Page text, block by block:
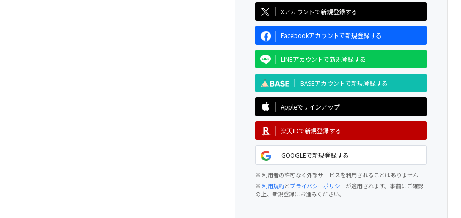
Xアカウントで新規登録する
Facebookアカウントで新規登録する
LINEアカウントで新規登録する
BASEアカウントで新規登録する
Appleでサインアップ
楽天IDで新規登録する
GOOGLEで新規登録する
※ 利用者の許可なく外部サービスを利用されることはありません
※利用規約とプライバシーポリシーが適用されます。事前にご確認
の上、新規登録にお進みください。